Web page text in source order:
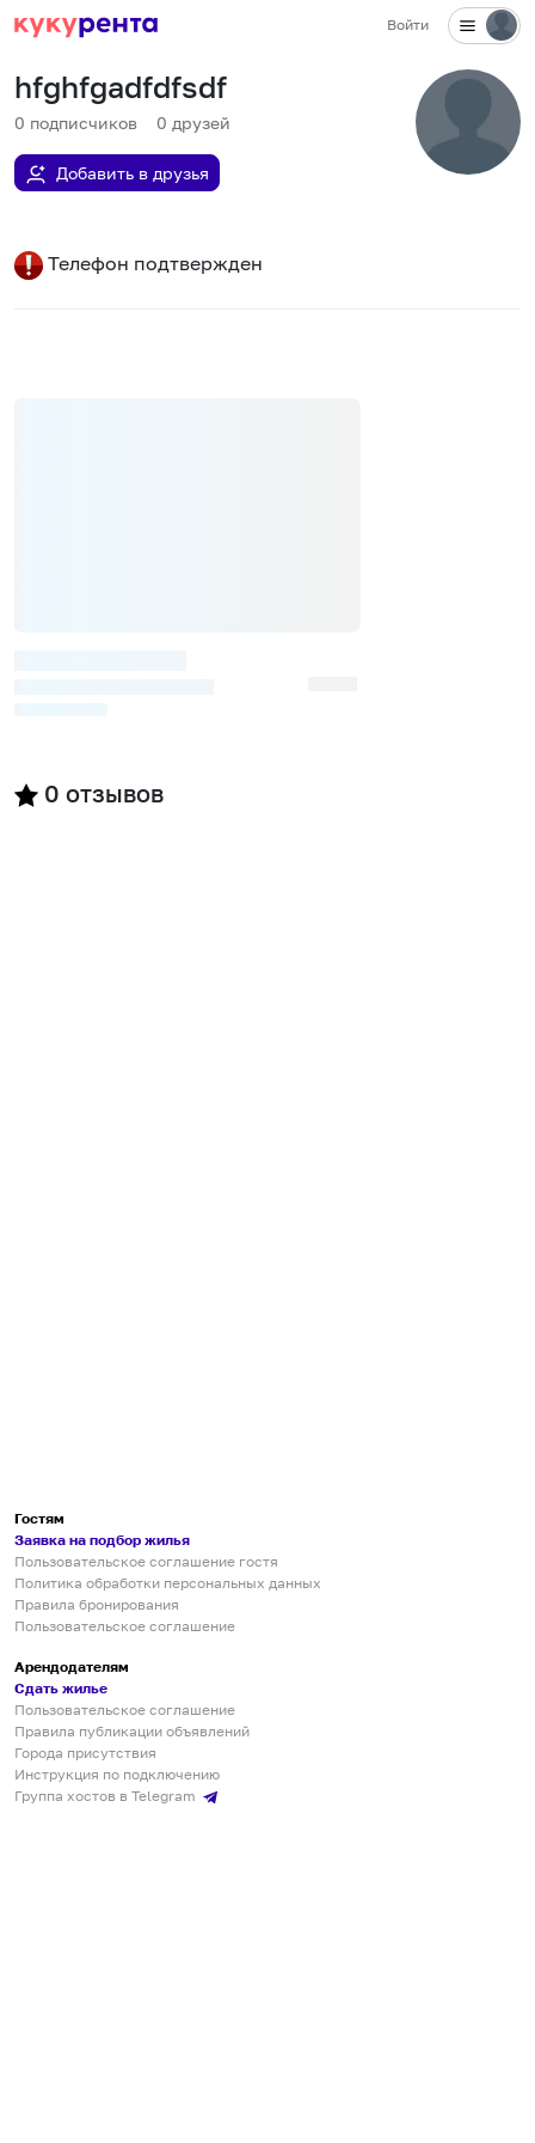
Войти
hfghfgadfdfsdf
0 подписчиков 0 друзей
Добавить в друзья
Телефон подтвержден
0 отзывов
Гостям
Заявка на подбор жилья
Пользовательское соглашение гостя
Политика обработки персональных данных
Правила бронирования
Пользовательское соглашение
Арендодателям
Сдать жилье
Пользовательское соглашение
Правила публикации объявлений
Города присутствия
Инструкция по подключению
Группа хостов в Telegram